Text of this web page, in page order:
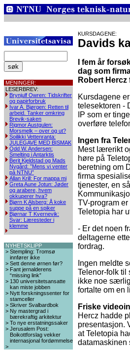
MENINGER:
LESERBREV:
Brynjulf Owren: Tidskrifter
og papirforbruk
Ivar A. Bjørgen: Retten til
arbeid. Tanker omkring
Brevik-saken
Rigmor Austgulen:
Morsmelk – over og ut?
Soilikki Vettenranta:
JULEGAVE MED BISMAK
Odd W. Andersen:
Smelting i Antarktis
Berit Kjeldstad og Mads
Nygård: ”Mens vi venter
på NTNU”
Allan Krill: For mappa mi
Greta Aune Jotun: Jøder
og arabere, hvem
okkuperer hva?
Bjørn K Alsberg: Å koke
suppe på en spiker
Bjørnar T Kvernevik:
Svar: Læresteder i
klemme
NYHETSKLIPP
> Stempling: Tromsø
innfører ikke
> Sett denne ørnen før?
> Fant jernalderens
“missing link”
> 130 universitetsansatte
kan miste jobben
> Nytt forskningssenter for
stamceller
> Skriver Svalbardbok
> Ny mastergrad i
bærekraftig arkitektur
> To nye erstatningssaker
> Jerusalem Post:
Boikottforslag vekker
internasjonal fordømmelse
>
KURSDAGENE:
Davids
I fem år
dag som
Robert
Kursdagene
telesektoren -
IP som er
overføre
Ingen fra
Mest lærerikt
høre på
beretning om
firma
tjenester, en
TV-program
Teletopia har
- Er det noen
deltagerne
fordrag.
Ingen meldte
Telenor-folk til
ikke noe
fortalte om en
Friske
Hercz hadde
presentasjon.
at Teletopia
datamaskinen